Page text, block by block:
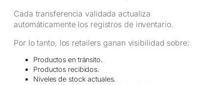
Cada transferencia validada actualiza
automáticamente los registros de inventario.
Por lo tanto, los retailers ganan visibilidad sobre:
Productos en tránsito.
Productos recibidos.
Niveles de stock actuales.